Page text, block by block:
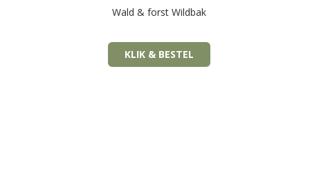
Wald & forst Wildbak
KLIK & BESTEL